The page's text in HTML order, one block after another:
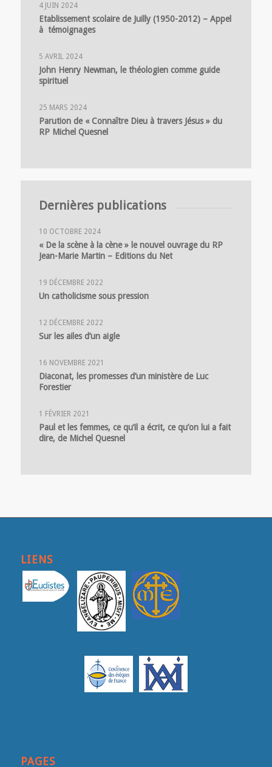
4 JUIN 2024
Etablissement scolaire de Juilly (1950-2012) – Appel
à témoignages
5 AVRIL 2024
John Henry Newman, le théologien comme guide
spirituel
25 MARS 2024
Parution de « Connaître Dieu à travers Jésus » du
RP Michel Quesnel
Dernières publications
10 OCTOBRE 2024
« De la scène à la cène » le nouvel ouvrage du RP
Jean-Marie Martin – Editions du Net
19 DÉCEMBRE 2022
Un catholicisme sous pression
12 DÉCEMBRE 2022
Sur les ailes d’un aigle
16 NOVEMBRE 2021
Diaconat, les promesses d’un ministère de Luc
Forestier
1 FÉVRIER 2021
Paul et les femmes, ce qu’il a écrit, ce qu’on lui a fait
dire, de Michel Quesnel
LIENS
PAGES